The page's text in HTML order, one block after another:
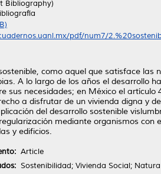
Bibliography)
pdf/num7/
como aquel que satisface
A lo largo de los años el desarrollo
sus necesidades; en México el
a disfrutar de un vivienda digna y
del desarrollo sostenible
mediante organismos
y edificios.
Article
Sostenibilidad; Vivienda Social;